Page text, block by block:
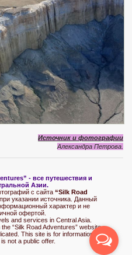
Источник и фотографии
Александра Петрова.
- все путешествия и
Азии.
с сайта “Silk Road
указании источника. Данный
характер и не
офертой.
and services in Central Asia.
“Silk Road Adventures” website
This site is for informational
not a public offer.